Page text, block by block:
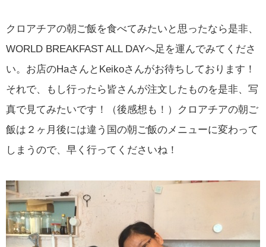
クロアチアの朝ご飯を食べてみたいと思ったなら是非、
WORLD BREAKFAST ALL DAYへ足を運んでみてくださ
い。お店のHaさんとKeikoさんがお待ちしております！
それで、もし行ったら皆さんが注文したものを是非、写
真で見てみたいです！（後感想も！）クロアチアの朝ご
飯は２ヶ月後には違う国の朝ご飯のメニューに変わって
しまうので、早く行ってくださいね！